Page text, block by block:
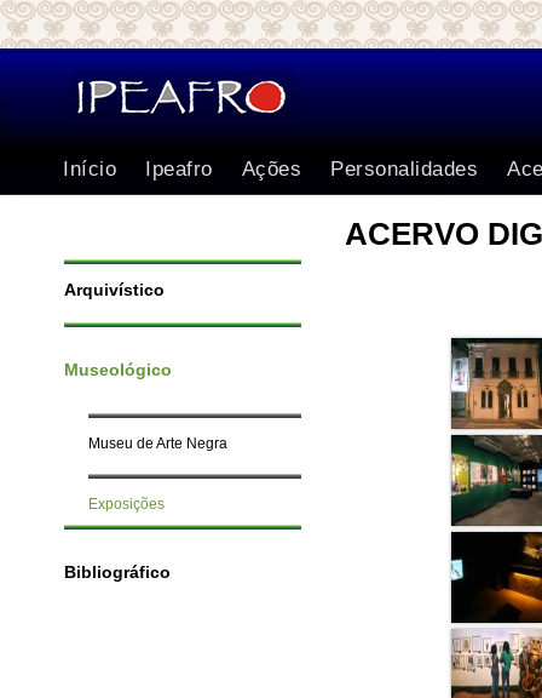
Início Ipeafro Ações Personalidades
ACERVO
Arquivístico
Museológico
Museu de Arte Negra
Exposições
Bibliográfico